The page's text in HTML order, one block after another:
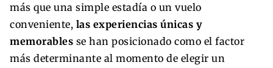
más que una simple estadía o un vuelo
conveniente, las experiencias únicas y
memorables se han posicionado como el factor
más determinante al momento de elegir un